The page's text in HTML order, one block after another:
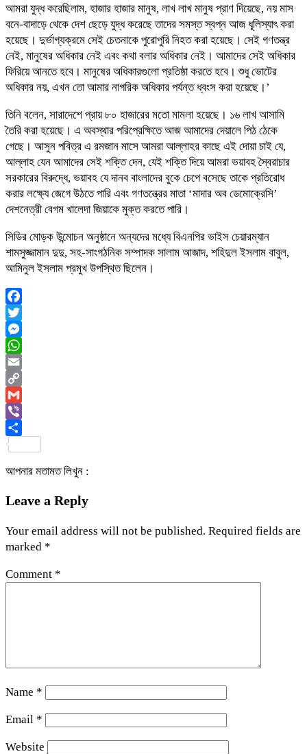
আমরা যুদ্ধ করেছিলাম, হাজার হাজার মানুষ, লাখ লাখ মানুষ প্রাণ দিয়েছে, নয় মাস
বনে-বাদাড়ে থেকে দেশ ছেড়ে যুদ্ধ করেছে তাদের সমস্ত স্বপ্ন আজ ধূলিস্যাৎ করা
হয়েছে। দুর্ভাগ্যক্রমে সেই চেতনাকে পুরোপুরি নিহত করা হয়েছে। সেই গণতন্ত্র
নেই, মানুষের অধিকার নেই এবং কথা বলার অধিকার নেই। আমাদের সেই অধিকার
ফিরিয়ে আনতে হবে। মানুষের অধিকারগুলো প্রতিষ্ঠা করতে হবে। শুধু ভোটের
অধিকার নয়, এখন তো আমার নাগরিক অধিকার পর্যন্ত ধ্বংস করা হয়েছে।’
তিনি বলেন, সারাদেশে প্রায় ৮০ হাজারের মতো মামলা হয়েছে। ১৬ লাখ আসামি
তৈরি করা হয়েছে। এ অবস্থার পরিপ্রেক্ষিতে আজ আমাদের দেয়ালে পিঠ ঠেকে
গেছে। আসুন পবিত্র এ রমজান মাসে আমরা আল্লাহর কাছে এই দোয়া চাই যে,
আল্লাহ যেন আমাদের সেই শক্তি দেন, যেই শক্তি দিয়ে আমরা ভয়াবহ স্বৈরাচার
সরকারের বিরুদ্ধে, ভয়াবহ যে দানব বাংলাদের বুকে চেপে বসেছে তাকে প্রতিরোধ
করার লক্ষ্যে জেগে উঠতে পারি এবং গণতন্ত্রের মাতা ‘মাদার অব ডেমোক্রেসি’
দেশনেত্রী বেগম খালেদা জিয়াকে মুক্ত করতে পারি।
সিডির মোড়ক উন্মোচন অনুষ্ঠানে অন্যদের মধ্যে বিএনপির ভাইস চেয়ারম্যান
শামসুজ্জামান দুদু, সহ-সাংগঠনিক সম্পাদক সালাম আজাদ, শহিদুল ইসলাম বাবুল,
আমিনুল ইসলাম প্রমুখ উপস্থিত ছিলেন।
Facebook
Twitter
Messenger
WhatsApp
Email
Copy
Link
Gmail
Viber
আপনার মতামত লিখুন :
Leave a Reply
Your email address will not be published. Required fields are
marked *
Comment *
Name *
Email *
Website